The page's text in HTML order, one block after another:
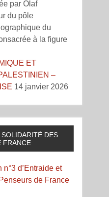
par Olaf
du pôle
du
à la figure
ET
–
14 janvier 2026
DES
FRANCE
d’Entraide et
de France